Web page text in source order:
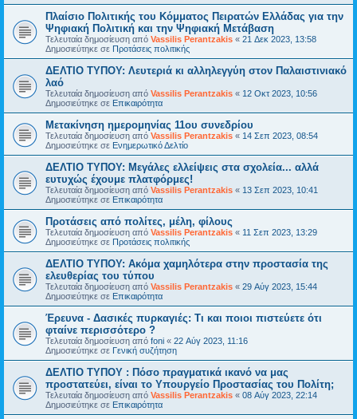
Πλαίσιο Πολιτικής του Κόμματος Πειρατών Ελλάδας για την
Ψηφιακή Πολιτική και την Ψηφιακή Μετάβαση
Τελευταία δημοσίευση από Vassilis Perantzakis « 21 Δεκ 2023, 13:58
Δημοσιεύτηκε σε Προτάσεις πολιτικής
ΔΕΛΤΙΟ ΤΥΠΟΥ: Λευτεριά κι αλληλεγγύη στον Παλαιστινιακό
λαό
Τελευταία δημοσίευση από Vassilis Perantzakis « 12 Οκτ 2023, 10:56
Δημοσιεύτηκε σε Επικαιρότητα
Μετακίνηση ημερομηνίας 11ου συνεδρίου
Τελευταία δημοσίευση από Vassilis Perantzakis « 14 Σεπ 2023, 08:54
Δημοσιεύτηκε σε Ενημερωτικό Δελτίο
ΔΕΛΤΙΟ ΤΥΠΟΥ: Μεγάλες ελλείψεις στα σχολεία... αλλά
ευτυχώς έχουμε πλατφόρμες!
Τελευταία δημοσίευση από Vassilis Perantzakis « 13 Σεπ 2023, 10:41
Δημοσιεύτηκε σε Επικαιρότητα
Προτάσεις από πολίτες, μέλη, φίλους
Τελευταία δημοσίευση από Vassilis Perantzakis « 11 Σεπ 2023, 13:29
Δημοσιεύτηκε σε Προτάσεις πολιτικής
ΔΕΛΤΙΟ ΤΥΠΟΥ: Ακόμα χαμηλότερα στην προστασία της
ελευθερίας του τύπου
Τελευταία δημοσίευση από Vassilis Perantzakis « 29 Αύγ 2023, 15:44
Δημοσιεύτηκε σε Επικαιρότητα
Έρευνα - Δασικές πυρκαγιές: Τι και ποιοι πιστεύετε ότι
φταίνε περισσότερο ?
Τελευταία δημοσίευση από foni « 22 Αύγ 2023, 11:16
Δημοσιεύτηκε σε Γενική συζήτηση
ΔΕΛΤΙΟ ΤΥΠΟΥ : Πόσο πραγματικά ικανό να μας
προστατεύει, είναι το Υπουργείο Προστασίας του Πολίτη;
Τελευταία δημοσίευση από Vassilis Perantzakis « 08 Αύγ 2023, 22:14
Δημοσιεύτηκε σε Επικαιρότητα